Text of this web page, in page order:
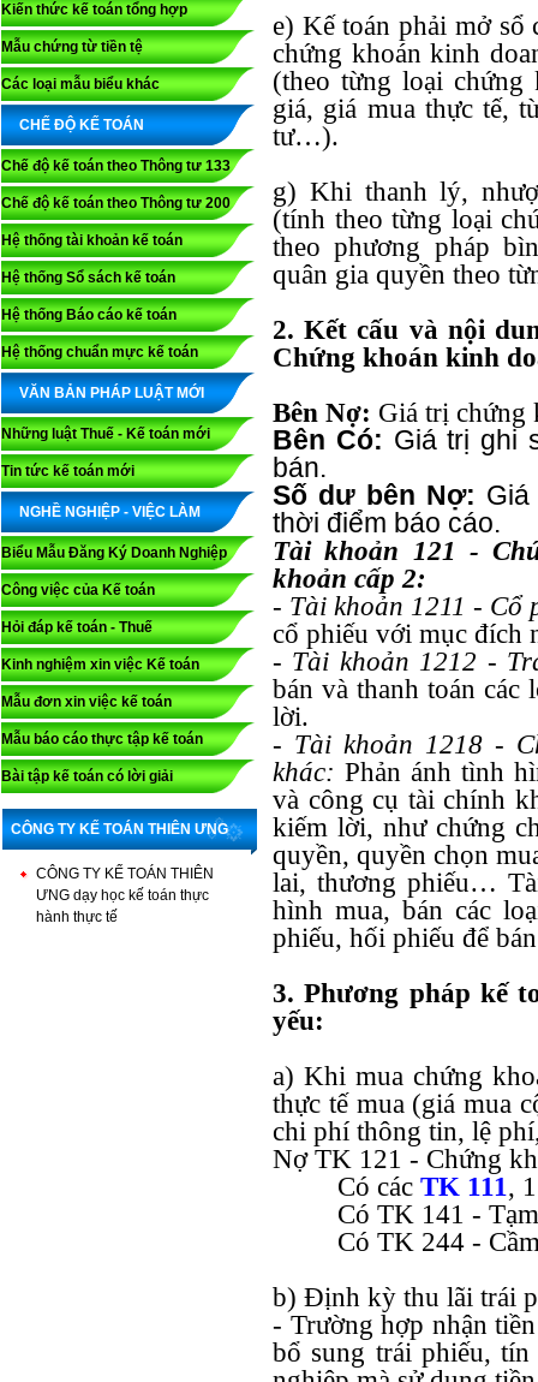
Kiến thức kế toán tổng hợp
Mẫu chứng từ tiền tệ
Các loại mẫu biểu khác
CHẾ ĐỘ KẾ TOÁN
Chế độ kế toán theo Thông tư 133
Chế độ kế toán theo Thông tư 200
Hệ thống tài khoản kế toán
Hệ thống Sổ sách kế toán
Hệ thống Báo cáo kế toán
Hệ thống chuẩn mực kế toán
VĂN BẢN PHÁP LUẬT MỚI
Những luật Thuế - Kế toán mới
Tin tức kế toán mới
NGHỀ NGHIỆP - VIỆC LÀM
Biểu Mẫu Đăng Ký Doanh Nghiệp
Công việc của Kế toán
Hỏi đáp kế toán - Thuế
Kinh nghiệm xin việc Kế toán
Mẫu đơn xin việc kế toán
Mẫu báo cáo thực tập kế toán
Bài tập kế toán có lời giải
CÔNG TY KẾ TOÁN THIÊN ƯNG
CÔNG TY KẾ TOÁN THIÊN
ƯNG dạy học kế toán thực
hành thực tế
e) Kế toán phải mở
chứng khoán kinh
(theo từng loại chứng
giá, giá mua thực tế,
tư…).
g) Khi thanh lý,
(tính theo từng loại
theo phương pháp
quân gia quyền theo
2. Kết cấu và nội
Chứng khoán kinh
Bên Nợ: Giá trị chứng
Bên Có: Giá trị ghi
bán.
Số dư bên Nợ:
thời điểm báo cáo.
Tài khoản 121 -
khoản cấp 2:
- Tài khoản 1211 - Cổ
cổ phiếu với mục đích
- Tài khoản 1212 -
bán và thanh toán các
lời.
- Tài khoản 1218 -
khác: Phản ánh tình
và công cụ tài chính
kiếm lời, như chứng
quyền, quyền chọn
lai, thương phiếu…
hình mua, bán các
phiếu, hối phiếu để
3. Phương pháp kế
yếu:
a) Khi mua chứng
thực tế mua (giá mua
chi phí thông tin, lệ
Nợ TK 121 - Chứng
Có các TK 111,
Có TK 141 -
Có TK 244 -
b) Định kỳ thu lãi trái
- Trường hợp nhận
bổ sung trái phiếu,